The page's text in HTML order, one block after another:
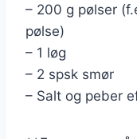
– 200 g pølser
pølse)
– 1 løg
– 2 spsk smør
– Salt og peber